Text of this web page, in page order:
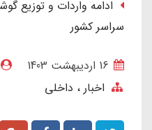
ادامه واردات و توزیع
سراسر کشور
اخبار
داخلی